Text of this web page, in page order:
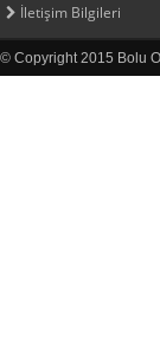
İletişim Bilgileri
© Copyright 2015 Bolu